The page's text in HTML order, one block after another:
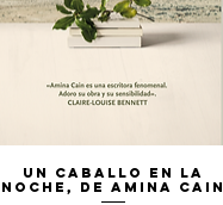
Vista rápida
Un caballo en la
noche, de Amina Cain